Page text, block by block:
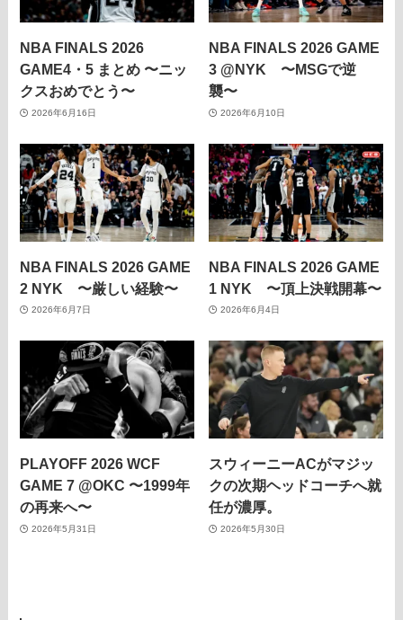
NBA FINALS 2026
GAME4・5 まとめ 〜ニッ
クスおめでとう〜
2026年6月16日
NBA FINALS 2026 GAME
3 @NYK 〜MSGで逆
襲〜
2026年6月10日
NBA FINALS 2026 GAME
2 NYK 〜厳しい経験〜
2026年6月7日
NBA FINALS 2026 GAME
1 NYK 〜頂上決戦開幕〜
2026年6月4日
PLAYOFF 2026 WCF
GAME 7 @OKC 〜1999年
の再来へ〜
2026年5月31日
スウィーニーACがマジッ
クの次期ヘッドコーチへ就
任が濃厚。
2026年5月30日